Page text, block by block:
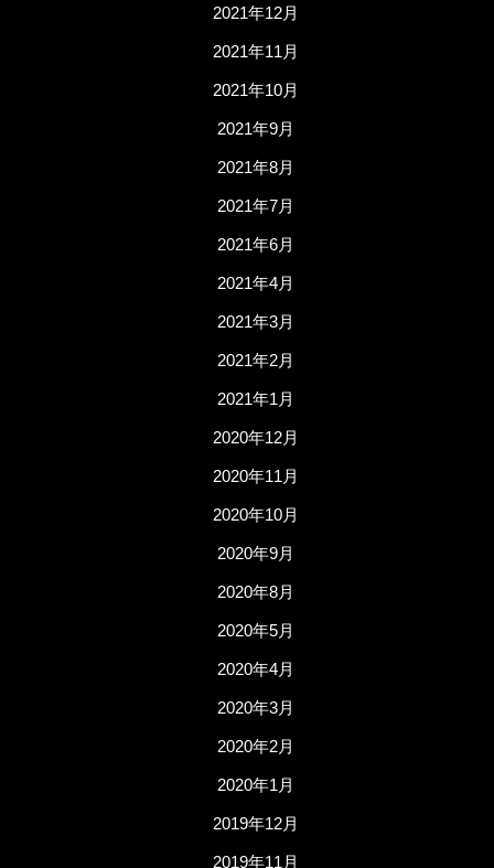
2021年12月
2021年11月
2021年10月
2021年9月
2021年8月
2021年7月
2021年6月
2021年4月
2021年3月
2021年2月
2021年1月
2020年12月
2020年11月
2020年10月
2020年9月
2020年8月
2020年5月
2020年4月
2020年3月
2020年2月
2020年1月
2019年12月
2019年11月